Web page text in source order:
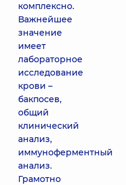
комплексно.
Важнейшее
значение
имеет
лабораторное
исследование
крови –
бакпосев,
общий
клинический
анализ,
иммуноферментный
анализ.
Грамотно